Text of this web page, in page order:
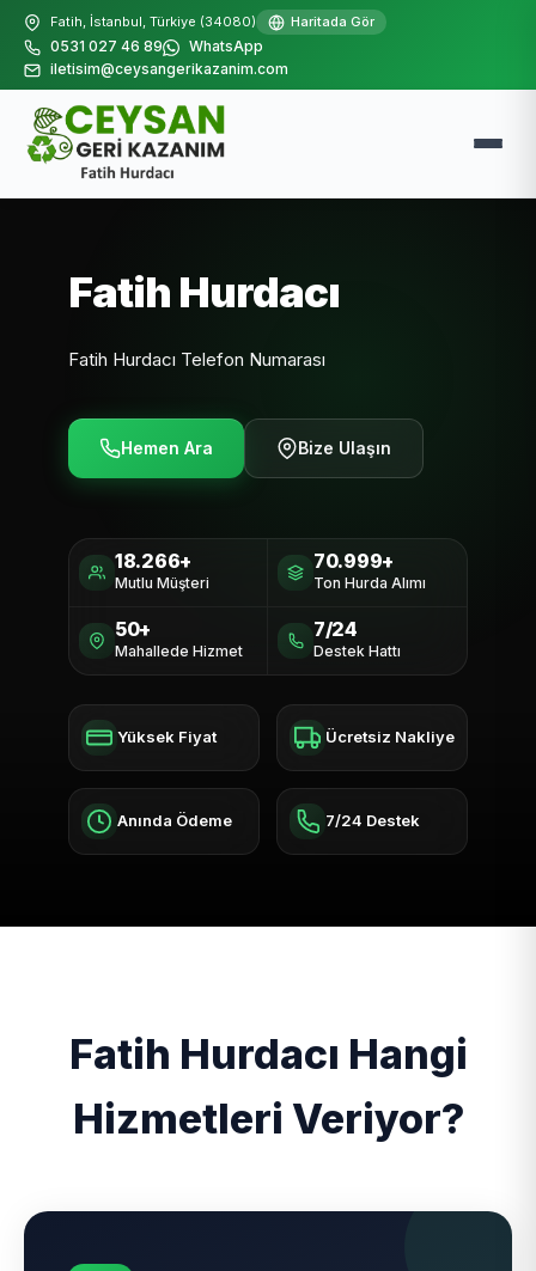
Fatih, İstanbul, Türkiye (34080) Haritada Gör
0531 027 46 89
WhatsApp
iletisim@ceysangerikazanim.com
Fatih Hurdacı
Fatih Hurdacı Telefon Numarası
Hemen Ara Bize Ulaşın
18.266+
Mutlu Müşteri
70.999+
Ton Hurda Alımı
50+
Mahallede Hizmet
7/24
Destek Hattı
Yüksek Fiyat Ücretsiz Nakliye
Anında Ödeme 7/24 Destek
Fatih Hurdacı Hangi
Hizmetleri Veriyor?